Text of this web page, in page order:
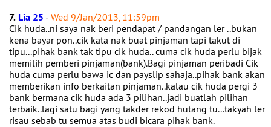
7. Lia 25 - Wed 9/Jan/2013, 11:59pm
Cik huda..ni saya nak beri pendapat / pandangan ler ..bukan
kena bayar pon..cik kata nak buat pinjaman tapi takut di
tipu...pihak bank tak tipu cik huda.. cuma cik huda perlu bijak
memilih pemberi pinjaman(bank).Bagi pinjaman peribadi Cik
huda cuma perlu bawa ic dan payslip sahaja..pihak bank akan
memberikan info berkaitan pinjaman..kalau cik huda pergi 3
bank bermana cik huda ada 3 pilihan..jadi buatlah pilihan
terbaik..lagi satu bagi yang takder rekod hutang tu...takyah ler
risau sebab tu semua atas budi bicara pihak bank.